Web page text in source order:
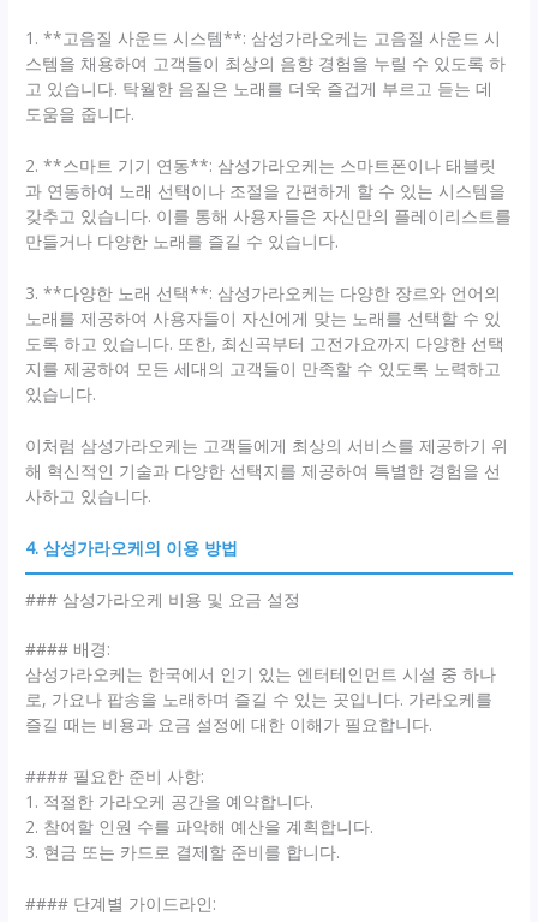
1. **고음질 사운드 시스템**: 삼성가라오케는 고음질 사운드 시
스템을 채용하여 고객들이 최상의 음향 경험을 누릴 수 있도록 하
고 있습니다. 탁월한 음질은 노래를 더욱 즐겁게 부르고 듣는 데
도움을 줍니다.
2. **스마트 기기 연동**: 삼성가라오케는 스마트폰이나 태블릿
과 연동하여 노래 선택이나 조절을 간편하게 할 수 있는 시스템을
갖추고 있습니다. 이를 통해 사용자들은 자신만의 플레이리스트를
만들거나 다양한 노래를 즐길 수 있습니다.
3. **다양한 노래 선택**: 삼성가라오케는 다양한 장르와 언어의
노래를 제공하여 사용자들이 자신에게 맞는 노래를 선택할 수 있
도록 하고 있습니다. 또한, 최신곡부터 고전가요까지 다양한 선택
지를 제공하여 모든 세대의 고객들이 만족할 수 있도록 노력하고
있습니다.
이처럼 삼성가라오케는 고객들에게 최상의 서비스를 제공하기 위
해 혁신적인 기술과 다양한 선택지를 제공하여 특별한 경험을 선
사하고 있습니다.
4. 삼성가라오케의 이용 방법
### 삼성가라오케 비용 및 요금 설정
#### 배경:
삼성가라오케는 한국에서 인기 있는 엔터테인먼트 시설 중 하나
로, 가요나 팝송을 노래하며 즐길 수 있는 곳입니다. 가라오케를
즐길 때는 비용과 요금 설정에 대한 이해가 필요합니다.
#### 필요한 준비 사항:
1. 적절한 가라오케 공간을 예약합니다.
2. 참여할 인원 수를 파악해 예산을 계획합니다.
3. 현금 또는 카드로 결제할 준비를 합니다.
#### 단계별 가이드라인: